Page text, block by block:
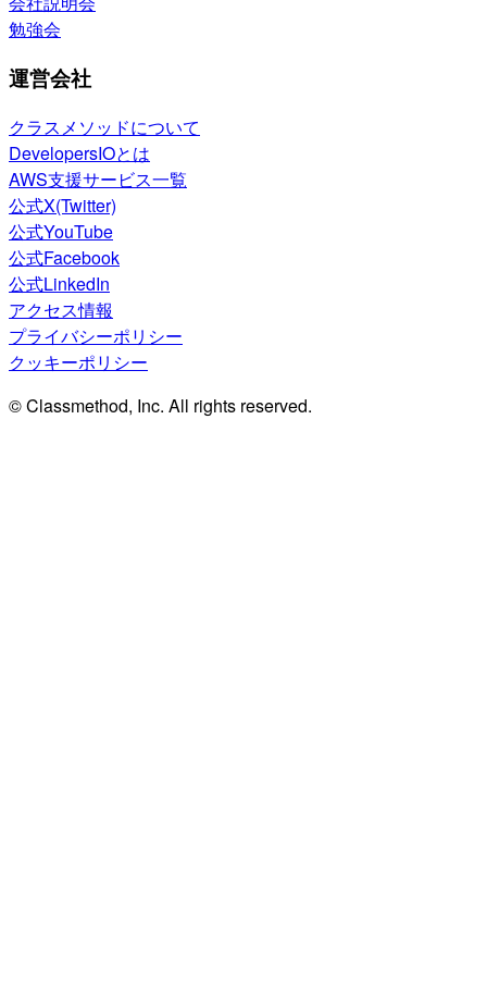
勉強会
運営会社
クラスメソッドについて
DevelopersIOとは
AWS支援サービス一覧
公式X(Twitter)
公式YouTube
公式Facebook
公式LinkedIn
アクセス情報
プライバシーポリシー
クッキーポリシー
© Classmethod, Inc. All rights reserved.